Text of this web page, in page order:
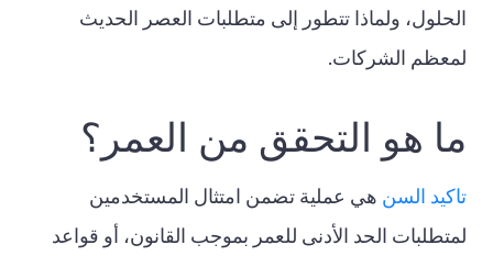
الحلول، ولماذا تتطور إلى متطلبات العصر الحديث
لمعظم الشركات.
ما هو التحقق من العمر؟
تاكيد السن هي عملية تضمن امتثال المستخدمين
لمتطلبات الحد الأدنى للعمر بموجب القانون، أو قواعد